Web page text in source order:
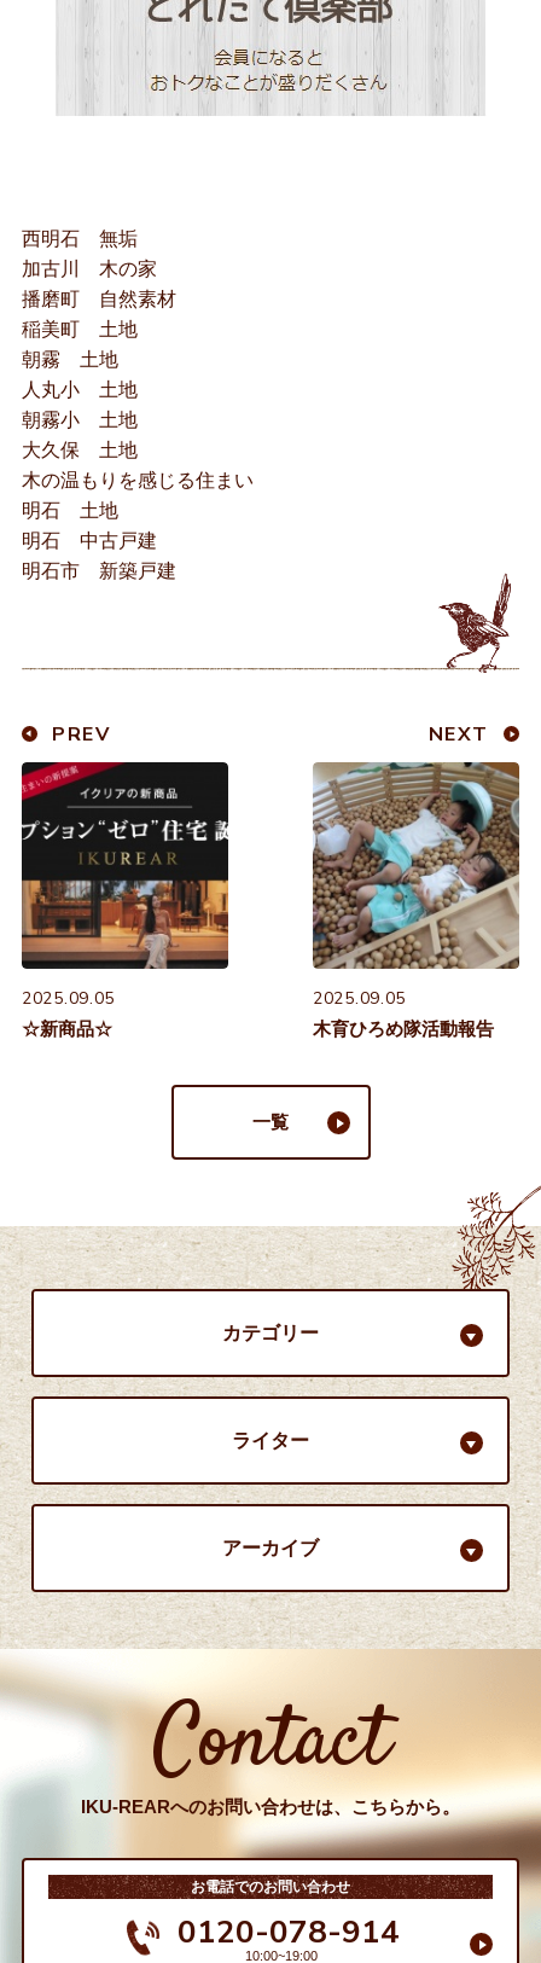
西明石 無垢
加古川 木の家
播磨町 自然素材
稲美町 土地
朝霧 土地
人丸小 土地
朝霧小 土地
大久保 土地
木の温もりを感じる住まい
明石 土地
明石 中古戸建
明石市 新築戸建
PREV
2025.09.05
☆新商品☆
NEXT
2025.09.05
木育ひろめ隊活動報告
一覧
カテゴリー
ライター
アーカイブ
Contact
IKU-REARへのお問い合わせは、こちらから。
お電話でのお問い合わせ
0120-078-914
10:00~19:00